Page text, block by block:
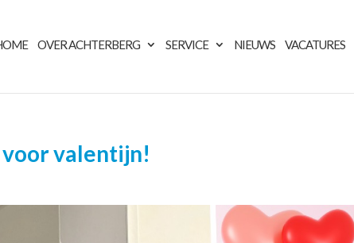
OVER ACHTERBERG SERVICE NIEUWS VACATURES
valentijn!